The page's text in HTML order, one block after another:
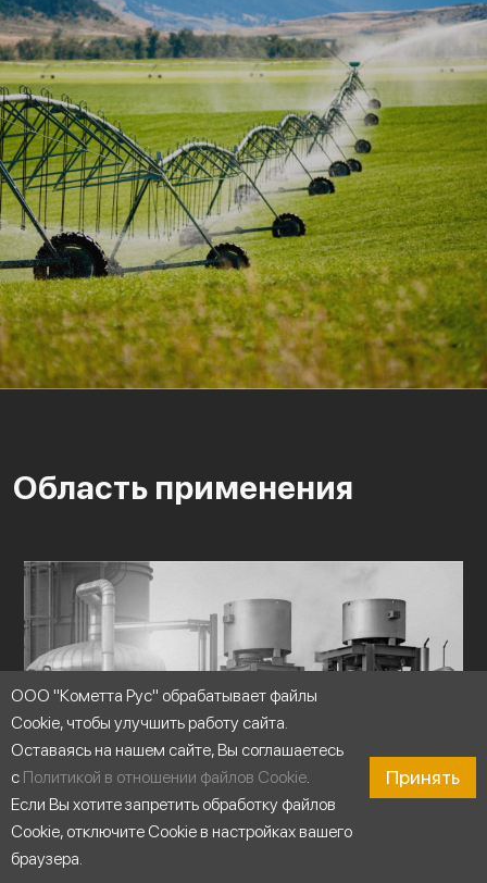
Область применения
ООО "Кометта Рус" обрабатывает файлы
Cookie, чтобы улучшить работу сайта.
Оставаясь на нашем сайте, Вы соглашаетесь
с Политикой в отношении файлов Cookie.
Если Вы хотите запретить обработку файлов
Cookie, отключите Cookie в настройках вашего
браузера.
Принять